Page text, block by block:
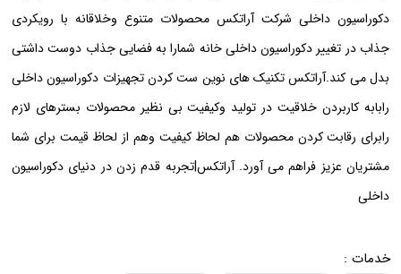
دکوراسیون داخلی شرکت آراتکس محصولات متنوع وخلاقانه با رویکردی
جذاب در تغییر دکوراسیون داخلی خانه شمارا به فضایی جذاب دوست داشتی
بدل می کند.آراتکس تکنیک های نوین ست کردن تجهیزات دکوراسیون داخلی
رابابه کاربردن خلاقیت در تولید وکیفیت بی نظیر محصولات بسترهای لازم
رابرای رقابت کردن محصولات هم لحاظ کیفیت وهم از لحاظ قیمت برای شما
مشتریان عزیز فراهم می آورد. آراتکس|تجربه قدم زدن در دنیای دکوراسیون
داخلی
خدمات :